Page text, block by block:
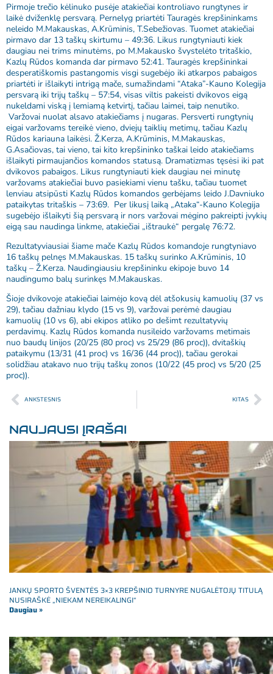
Pirmoje trečio kėlinuko pusėje atakiečiai kontroliavo rungtynes ir
laikė dviženklę persvarą. Pernelyg priartėti Tauragės krepšininkams
neleido M.Makauskas, A.Krūminis, T.Sebežiovas. Tuomet atakiečiai
pirmavo dar 13 taškų skirtumu – 49:36. Likus rungtyniauti kiek
daugiau nei trims minutėms, po M.Makausko švystelėto tritaškio,
Kazlų Rūdos komanda dar pirmavo 52:41. Tauragės krepšininkai
desperatiškomis pastangomis visgi sugebėjo iki atkarpos pabaigos
priartėti ir išlaikyti intrigą mače, sumažindami “Ataka”-Kauno Kolegija
persvarą iki trijų taškų – 57:54, visas viltis pakeisti dvikovos eigą
nukeldami viską į lemiamą ketvirtį, tačiau laimei, taip nenutiko.
Varžovai nuolat alsavo atakiečiams į nugaras. Persverti rungtynių
eigai varžovams tereikė vieno, dviejų taiklių metimų, tačiau Kazlų
Rūdos kariauna laikėsi. Ž.Kerza, A.Krūminis, M.Makauskas,
G.Asačiovas, tai vieno, tai kito krepšininko taškai leido atakiečiams
išlaikyti pirmaujančios komandos statusą. Dramatizmas tęsėsi iki pat
dvikovos pabaigos. Likus rungtyniauti kiek daugiau nei minutę
varžovams atakiečiai buvo pasiekiami vienu tašku, tačiau tuomet
lenviau atsipūsti Kazlų Rūdos komandos gerbėjams leido J.Davniuko
pataikytas tritaškis – 73:69. Per likusį laiką „Ataka“-Kauno Kolegija
sugebėjo išlaikyti šią persvarą ir nors varžovai mėgino pakreipti įvykių
eigą sau naudinga linkme, atakiečiai „ištraukė“ pergalę 76:72.
Rezultatyviausiai šiame mače Kazlų Rūdos komandoje rungtyniavo
16 taškų pelnęs M.Makauskas. 15 taškų surinko A.Krūminis, 10
taškų – Ž.Kerza. Naudingiausiu krepšininku ekipoje buvo 14
naudingumo balų surinkęs M.Makauskas.
Šioje dvikovoje atakiečiai laimėjo kovą dėl atšokusių kamuolių (37 vs
29), tačiau dažniau klydo (15 vs 9), varžovai perėmė daugiau
kamuolių (10 vs 6), abi ekipos atliko po dešimt rezultatyvių
perdavimų. Kazlų Rūdos komanda nusileido varžovams metimais
nuo baudų linijos (20/25 (80 proc) vs 25/29 (86 proc)), dvitaškių
pataikymu (13/31 (41 proc) vs 16/36 (44 proc)), tačiau gerokai
solidžiau atakavo nuo trijų taškų zonos (10/22 (45 proc) vs 5/20 (25
proc)).
ANKSTESNIS KITAS
NAUJAUSI ĮRAŠAI
JANKŲ SPORTO ŠVENTĖS 3×3 KREPŠINIO TURNYRE NUGALĖTOJŲ TITULĄ
NUSIRAŠKĖ „NIEKAM NEREIKALINGI“
Daugiau »